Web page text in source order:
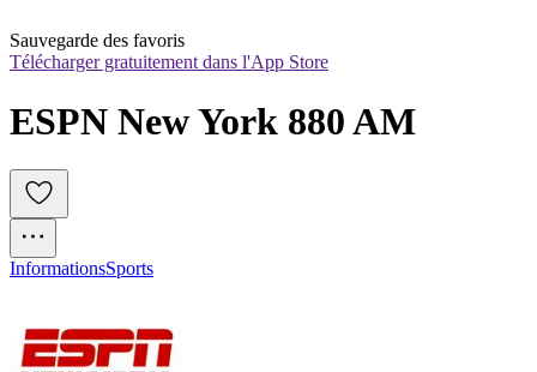
Sauvegarde des favoris
Télécharger gratuitement dans l'App Store
ESPN New York 880 AM
InformationsSports